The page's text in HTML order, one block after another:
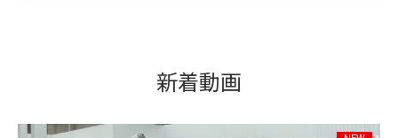
新着動画